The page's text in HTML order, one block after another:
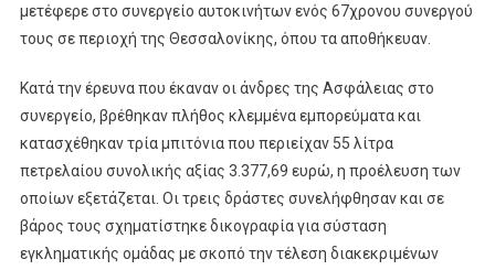
μετέφερε στο συνεργείο αυτοκινήτων ενός 67χρονου συνεργού
τους σε περιοχή της Θεσσαλονίκης, όπου τα αποθήκευαν.
Κατά την έρευνα που έκαναν οι άνδρες της Ασφάλειας στο
συνεργείο, βρέθηκαν πλήθος κλεμμένα εμπορεύματα και
κατασχέθηκαν τρία μπιτόνια που περιείχαν 55 λίτρα
πετρελαίου συνολικής αξίας 3.377,69 ευρώ, η προέλευση των
οποίων εξετάζεται. Οι τρεις δράστες συνελήφθησαν και σε
βάρος τους σχηματίστηκε δικογραφία για σύσταση
εγκληματικής ομάδας με σκοπό την τέλεση διακεκριμένων